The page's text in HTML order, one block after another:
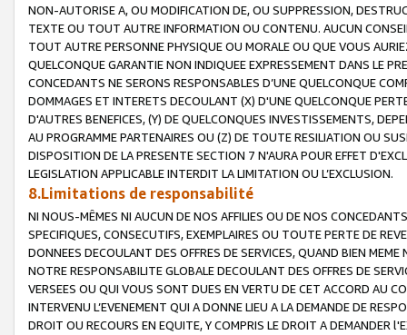
NON-AUTORISE A, OU MODIFICATION DE, OU SUPPRESSION,
TEXTE OU TOUT AUTRE INFORMATION OU CONTENU. AUCUN
TOUT AUTRE PERSONNE PHYSIQUE OU MORALE OU QUE VOUS
QUELCONQUE GARANTIE NON INDIQUEE EXPRESSEMENT DANS LE
CONCEDANTS NE SERONS RESPONSABLES D’UNE QUELCONQUE
DOMMAGES ET INTERETS DECOULANT (X) D'UNE QUELCONQUE
D'AUTRES BENEFICES, (Y) DE QUELCONQUES INVESTISSEMENTS,
AU PROGRAMME PARTENAIRES OU (Z) DE TOUTE RESILIATION OU
DISPOSITION DE LA PRESENTE SECTION 7 N'AURA POUR EFFET
LEGISLATION APPLICABLE INTERDIT LA LIMITATION OU L’EXCLUSION.
8.Limitations de responsabilité
NI NOUS-MÊMES NI AUCUN DE NOS AFFILIES OU DE NOS
SPECIFIQUES, CONSECUTIFS, EXEMPLAIRES OU TOUTE PERTE DE
DONNEES DECOULANT DES OFFRES DE SERVICES, QUAND BIEN
NOTRE RESPONSABILITE GLOBALE DECOULANT DES OFFRES DE
VERSEES OU QUI VOUS SONT DUES EN VERTU DE CET ACCORD AU
INTERVENU L’EVENEMENT QUI A DONNE LIEU A LA DEMANDE DE
DROIT OU RECOURS EN EQUITE, Y COMPRIS LE DROIT A DEMANDER